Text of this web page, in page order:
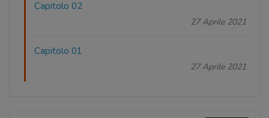
Capitolo 02
27 Aprile 2021
Capitolo 01
27 Aprile 2021